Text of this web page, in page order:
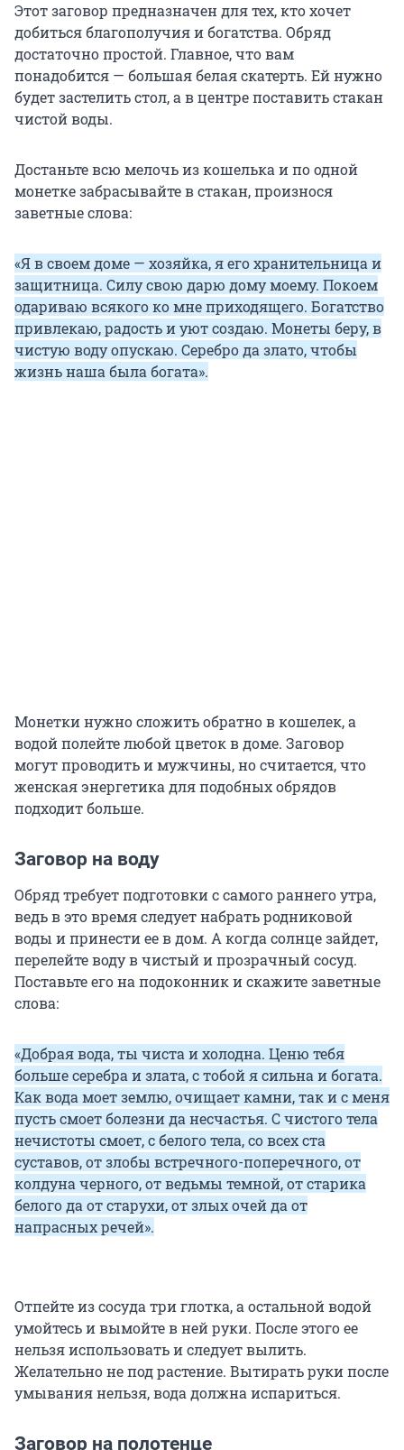
Этот заговор предназначен для тех, кто хочет
добиться благополучия и богатства. Обряд
достаточно простой. Главное, что вам
понадобится — большая белая скатерть. Ей нужно
будет застелить стол, а в центре поставить стакан
чистой воды.
Достаньте всю мелочь из кошелька и по одной
монетке забрасывайте в стакан, произнося
заветные слова:
«Я в своем доме — хозяйка, я его хранительница и
защитница. Силу свою дарю дому моему. Покоем
одариваю всякого ко мне приходящего. Богатство
привлекаю, радость и уют создаю. Монеты беру, в
чистую воду опускаю. Серебро да злато, чтобы
жизнь наша была богата».
Монетки нужно сложить обратно в кошелек, а
водой полейте любой цветок в доме. Заговор
могут проводить и мужчины, но считается, что
женская энергетика для подобных обрядов
подходит больше.
Заговор на воду
Обряд требует подготовки с самого раннего утра,
ведь в это время следует набрать родниковой
воды и принести ее в дом. А когда солнце зайдет,
перелейте воду в чистый и прозрачный сосуд.
Поставьте его на подоконник и скажите заветные
слова:
«Добрая вода, ты чиста и холодна. Ценю тебя
больше серебра и злата, с тобой я сильна и богата.
Как вода моет землю, очищает камни, так и с меня
пусть смоет болезни да несчастья. С чистого тела
нечистоты смоет, с белого тела, со всех ста
суставов, от злобы встречного-поперечного, от
колдуна черного, от ведьмы темной, от старика
белого да от старухи, от злых очей да от
напрасных речей».
Отпейте из сосуда три глотка, а остальной водой
умойтесь и вымойте в ней руки. После этого ее
нельзя использовать и следует вылить.
Желательно не под растение. Вытирать руки после
умывания нельзя, вода должна испариться.
Заговор на полотенце